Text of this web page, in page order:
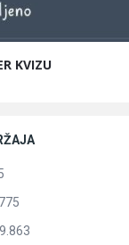
KVIZU
9.863